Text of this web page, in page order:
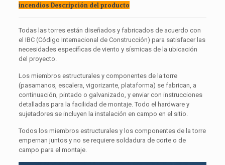
incendios Descripción del producto
Todas las torres están diseñados y fabricados de acuerdo con
el IBC (Código Internacional de Construcción) para satisfacer las
necesidades específicas de viento y sísmicas de la ubicación
del proyecto.
Los miembros estructurales y componentes de la torre
(pasamanos, escalera, vigorizante, plataforma) se fabrican, a
continuación, pintado o galvanizado, y enviar con instrucciones
detalladas para la facilidad de montaje. Todo el hardware y
sujetadores se incluyen la instalación en campo en el sitio.
Todos los miembros estructurales y los componentes de la torre
empernan juntos y no se requiere soldadura de corte o de
campo para el montaje.